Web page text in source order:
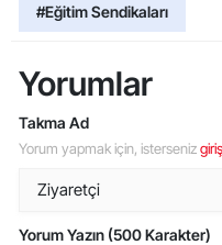
#Eğitim Sendikaları
Yorumlar
Takma Ad
Yorum yapmak için, isterseniz
Yorum Yazın (500 Karakter)